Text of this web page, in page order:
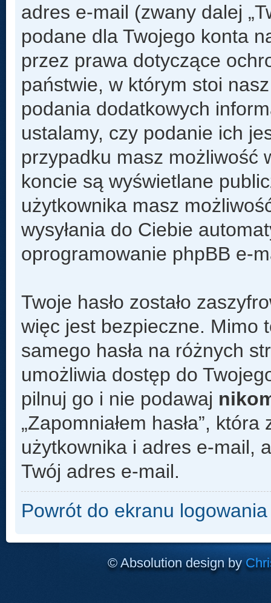
adres e-mail (zwany dalej
podane dla Twojego konta
przez prawa dotyczące
państwie, w którym stoi
podania dodatkowych
ustalamy, czy podanie ich
przypadku masz możliwość
koncie są wyświetlane
użytkownika masz
wysyłania do Ciebie
oprogramowanie phpBB e-
Twoje hasło zostało
więc jest bezpieczne. Mimo
samego hasła na różnych
umożliwia dostęp do
pilnuj go i nie podawaj
„Zapomniałem hasła”,
użytkownika i adres e-mail,
Twój adres e-mail.
Powrót do ekranu logowania
© Absolution design by